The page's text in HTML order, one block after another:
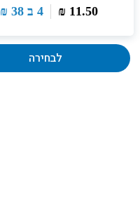
₪ 11.50 4 ב ₪ 38
לבחירה